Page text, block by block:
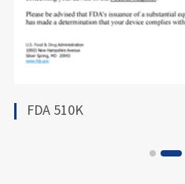
Free Sale Certificate